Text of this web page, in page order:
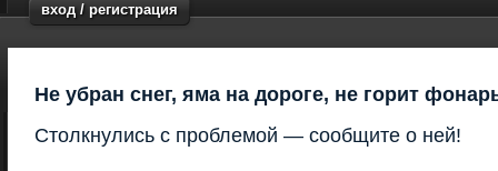
вход / регистрация
Не убран снег, яма на дороге, не горит
Столкнулись с проблемой — сообщите о ней!